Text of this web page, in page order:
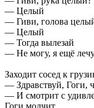
— Целый
— Гиви, голова
— Целый
— Тогда вылезай
— Не могу, я ещё
Заходит сосед к
— Здравствуй, Гоги,
— И смотрит с